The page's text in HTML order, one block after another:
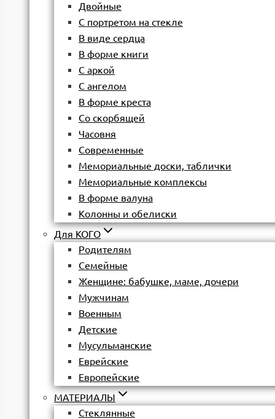
Двойные
С портретом на стекле
В виде сердца
В форме книги
С аркой
С ангелом
В форме креста
Со скорбящей
Часовня
Современные
Мемориальные доски, таблички
Мемориальные комплексы
В форме валуна
Колонны и обелиски
Для КОГО
Родителям
Семейные
Женщине: бабушке, маме, дочери
Мужчинам
Военным
Детские
Мусульманские
Еврейские
Европейские
МАТЕРИАЛЫ
Стеклянные